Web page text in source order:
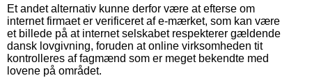
Et andet alternativ kunne derfor være at efterse om
internet firmaet er verificeret af e-mærket, som kan være
et billede på at internet selskabet respekterer gældende
dansk lovgivning, foruden at online virksomheden tit
kontrolleres af fagmænd som er meget bekendte med
lovene på området.